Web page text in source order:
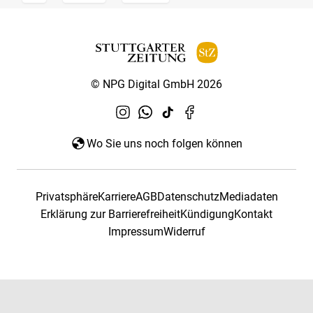
© NPG Digital GmbH 2026
Wo Sie uns noch folgen können
PrivatsphäreKarriereAGBDatenschutzMediadaten
Erklärung zur BarrierefreiheitKündigungKontakt
ImpressumWiderruf